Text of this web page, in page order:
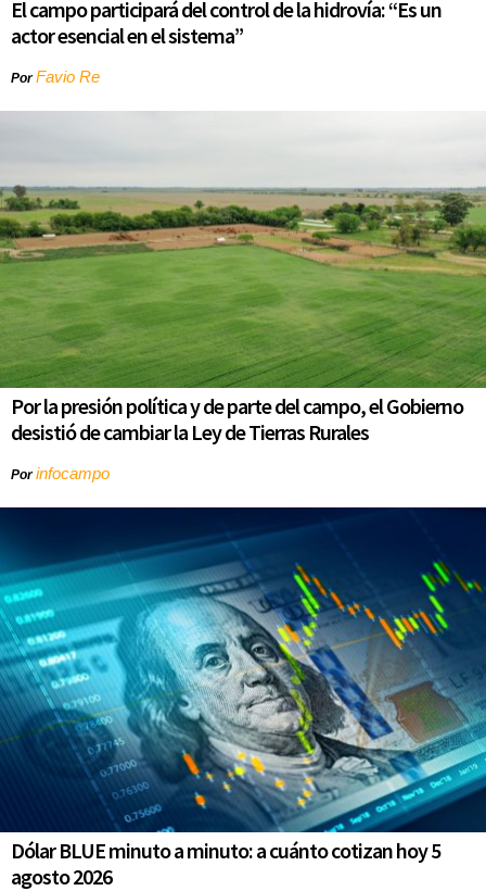
El campo participará del control de la hidrovía: “Es un
actor esencial en el sistema”
PorFavio Re
Por la presión política y de parte del campo, el Gobierno
desistió de cambiar la Ley de Tierras Rurales
Porinfocampo
Dólar BLUE minuto a minuto: a cuánto cotizan hoy 5
agosto 2026